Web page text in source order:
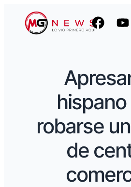
robarse
de